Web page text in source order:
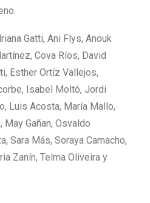
Gatti, Ani Flys, Anouk
Cova Ríos, David
Esther Ortíz Vallejos,
Isabel Moltó, Jordi
Luis Acosta, María Mallo,
May Gañan, Osvaldo
Sara Más, Soraya Camacho,
Zanín, Telma Oliveira y